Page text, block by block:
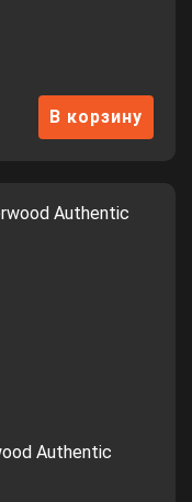
В корзину
Authentic